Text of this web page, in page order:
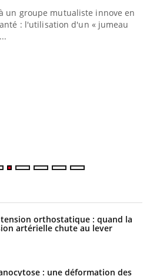
un groupe mutualiste innove en
: l'utilisation d'un « jumeau
orthostatique : quand la
artérielle chute au lever
: une déformation des